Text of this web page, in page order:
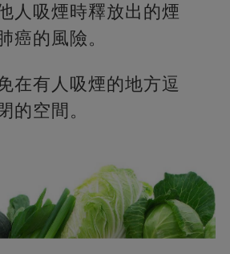
人吸煙時釋放出的煙
癌的風險。
在有人吸煙的地方逗
的空間。